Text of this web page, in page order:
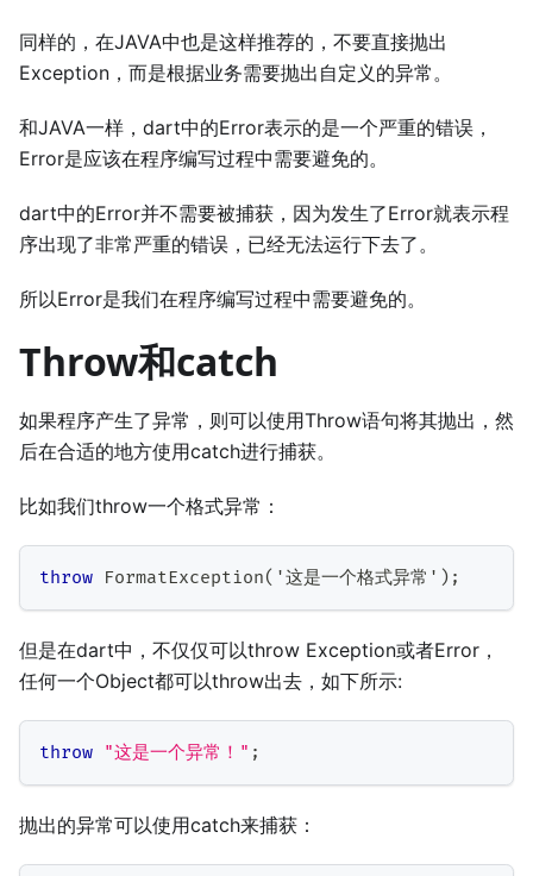
同样的，在JAVA中也是这样推荐的，不要直接抛出
Exception，而是根据业务需要抛出自定义的异常。
和JAVA一样，dart中的Error表示的是一个严重的错误，
Error是应该在程序编写过程中需要避免的。
dart中的Error并不需要被捕获，因为发生了Error就表示程
序出现了非常严重的错误，已经无法运行下去了。
所以Error是我们在程序编写过程中需要避免的。
Throw和catch
如果程序产生了异常，则可以使用Throw语句将其抛出，然
后在合适的地方使用catch进行捕获。
比如我们throw一个格式异常：
throw FormatException( '这是一个格式异常' ) ;
但是在dart中，不仅仅可以throw Exception或者Error，
任何一个Object都可以throw出去，如下所示:
throw "这是一个异常！" ;
抛出的异常可以使用catch来捕获：